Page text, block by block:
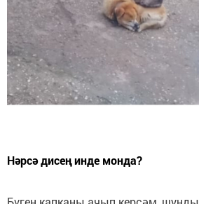
Нәрсә дисең инде монда?